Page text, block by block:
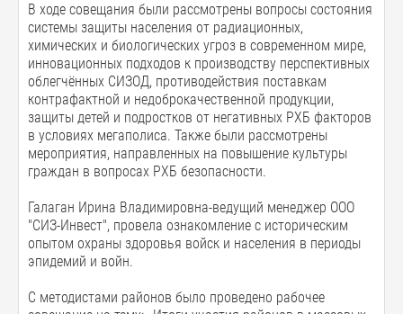
В ходе совещания были рассмотрены вопросы состояния
системы защиты населения от радиационных,
химических и биологических угроз в современном мире,
инновационных подходов к производству перспективных
облегчённых СИЗОД, противодействия поставкам
контрафактной и недоброкачественной продукции,
защиты детей и подростков от негативных РХБ факторов
в условиях мегаполиса. Также были рассмотрены
мероприятия, направленных на повышение культуры
граждан в вопросах РХБ безопасности.
Галаган Ирина Владимировна-ведущий менеджер ООО
"СИЗ-Инвест", провела ознакомление с историческим
опытом охраны здоровья войск и населения в периоды
эпидемий и войн.
С методистами районов было проведено рабочее